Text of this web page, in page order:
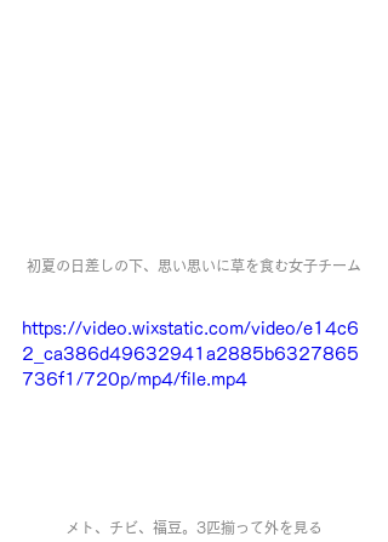
初夏の日差しの下、思い思いに草を食む女子チーム
https://video.wixstatic.com/video/e14c6
2_ca386d49632941a2885b6327865
736f1/720p/mp4/file.mp4
メト、チビ、福豆。3匹揃って外を見る